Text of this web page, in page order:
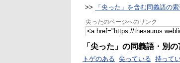
>> 「尖った」を含む同義語の索
尖ったのページへのリンク
「尖った」の同義語・別
トゲのある 尖っている 持って